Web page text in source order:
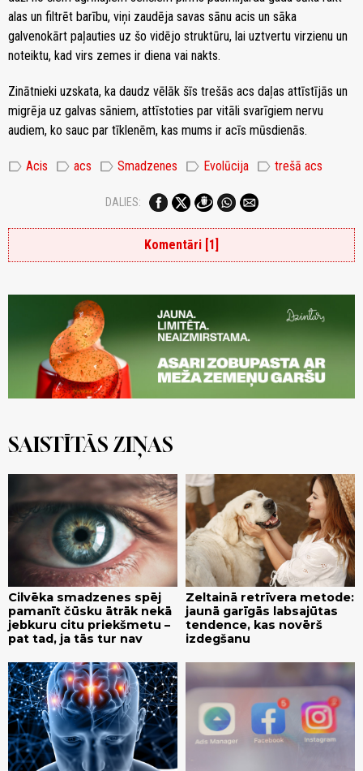
alas un filtrēt barību, viņi zaudēja savas sānu acis un sāka
galvenokārt paļauties uz šo vidējo struktūru, lai uztvertu virzienu un
noteiktu, kad virs zemes ir diena vai nakts.
Zinātnieki uzskata, ka daudz vēlāk šīs trešās acs daļas attīstījās un
migrēja uz galvas sāniem, attīstoties par vitāli svarīgiem nervu
audiem, ko sauc par tīklenēm, kas mums ir acīs mūsdienās.
label Acis label acs label Smadzenes label Evolūcija label trešā acs
DALIES:
Komentāri [1]
SAISTĪTĀS ZIŅAS
Cilvēka smadzenes spēj
pamanīt čūsku ātrāk nekā
jebkuru citu priekšmetu –
pat tad, ja tās tur nav
Zeltainā retrīvera metode:
jaunā garīgās labsajūtas
tendence, kas novērš
izdegšanu